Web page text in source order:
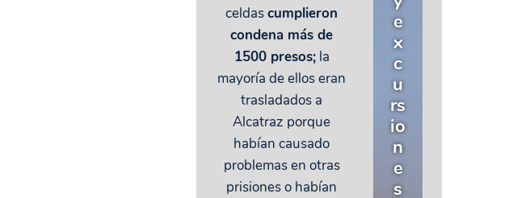
celdascumplieron
condena más de
1500 presos;la
mayoría de ellos eran
trasladados a
Alcatraz porque
habían causado
problemas en otras
prisiones o habían
e
x
c
u
rs
io
n
e
s